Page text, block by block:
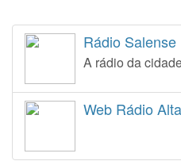
Rádio
A rádio da
Web Rádio